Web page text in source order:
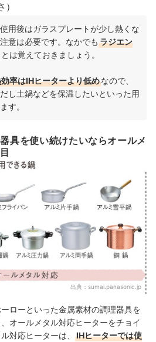
用後はガラスプレートが少し熱くな
意は必要です。なかでも ラジエン
とは覚えておきましょう。
率はIHヒーターより低めなので、
し土鍋などを保温したいといった用
す。
具を使い続けたいならオールメ
出典： sumai.panasonic.jp
ローといった金属素材の調理器具を
オールメタル対応ヒーターをチョイ
対応ヒーターは、
IHヒーターでは使